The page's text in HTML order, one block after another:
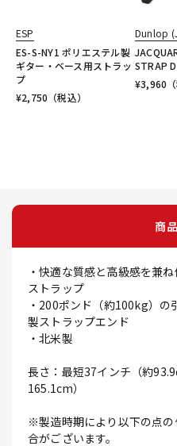
ESP
ES-S-NY1 ポリエステル製
ギター・ベース用ストラッ
プ
¥2,750 （税込）
Dunlop
STRAP
¥3,960
商
・快適な質感と高級感を兼
ストラップ
・200ポンド（約100kg）の
製ストラップエンド
・北米製
長さ：最短37インチ（約
165.1cm）
※製造時期により以下の点
合がございます。